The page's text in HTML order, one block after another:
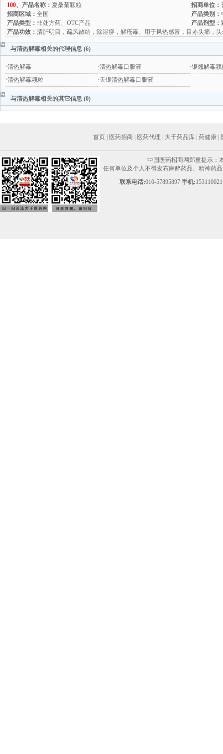
100、 产品名称： 夏桑菊颗粒 招商单位：
招商区域： 全国 产品类别：
产品类型： 非处方药、OTC产品 产品剂型：
产品功效： 清肝明目，疏风散结，除湿痹，解疮毒。用于风热感冒，目赤头痛，
与清热解毒相关的代理信息 (6)
·清热解毒 ·清热解毒口服液 ·银翘解毒颗
·清热解毒颗粒 ·天银清热解毒口服液
与清热解毒相关的其它信息 (0)
首页| 医药招商| 医药代理 大千药品库| 药健康|
中国医药招商网郑重提示：
任何单位及个人不得发布麻醉药品、精神药
联系电话:010-57895897 手机: